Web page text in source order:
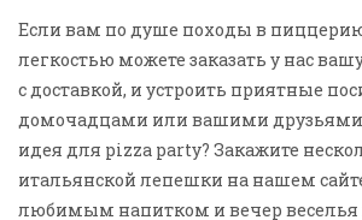
Если вам по душе походы в
легкостью можете заказать у нас
с доставкой, и устроить приятные
домочадцами или вашими
идея для pizza party? Закажите
итальянской лепешки на нашем
любимым напитком и вечер веселья